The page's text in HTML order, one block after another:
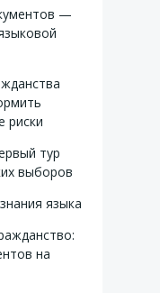
—
риски
тур
выборов
языка
на